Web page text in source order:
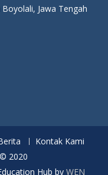
Jawa Tengah
Kontak Kami
2020
Hub by WEN